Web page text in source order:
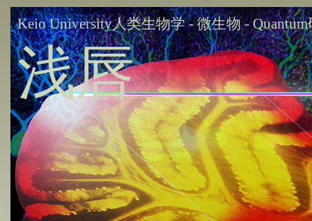
Keio University人类生物学 - 微生物 -
浅唇